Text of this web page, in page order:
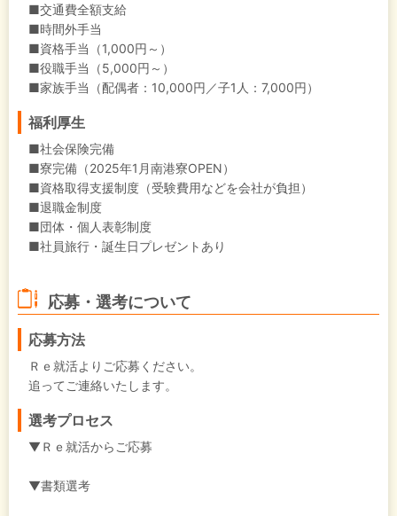
■交通費全額支給
■時間外手当
■資格手当（1,000円～）
■役職手当（5,000円～）
■家族手当（配偶者：10,000円／子1人：7,000円）
福利厚生
■社会保険完備
■寮完備（2025年1月南港寮OPEN）
■資格取得支援制度（受験費用などを会社が負担）
■退職金制度
■団体・個人表彰制度
■社員旅行・誕生日プレゼントあり
応募・選考について
応募方法
Ｒｅ就活よりご応募ください。
追ってご連絡いたします。
選考プロセス
▼Ｒｅ就活からご応募
▼書類選考